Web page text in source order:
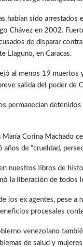
habían sido
Chávez en 2002.
de disparar
Llaguno, en Caracas.
al menos 19 muertos
salida del poder de
permanecían
Corina Machado
años de “crueldad,
nuestros libros de
la liberación de todos
los ex agentes, pese
procesales
venezolano
de salud y